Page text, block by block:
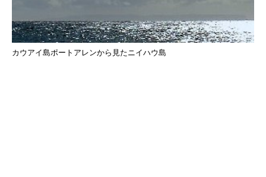
カウアイ島ポートアレンから見たニイハウ島